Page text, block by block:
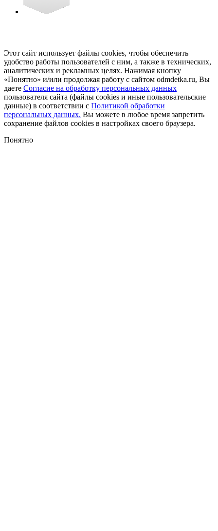
Этот сайт использует файлы cookies, чтобы обеспечить
удобство работы пользователей с ним, а также в технических,
аналитических и рекламных целях. Нажимая кнопку
«Понятно» и/или продолжая работу с сайтом odmdetka.ru, Вы
даете Согласие на обработку персональных данных
пользователя сайта (файлы cookies и иные пользовательские
данные) в соответствии с Политикой обработки
персональных данных. Вы можете в любое время запретить
сохранение файлов cookies в настройках своего браузера.
Понятно